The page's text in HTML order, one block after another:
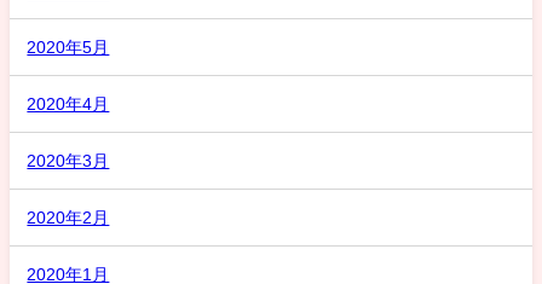
2020年5月
2020年4月
2020年3月
2020年2月
2020年1月